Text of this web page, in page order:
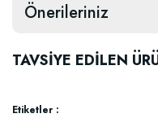
Önerileriniz
TAVSİYE EDİLEN
Etiketler :